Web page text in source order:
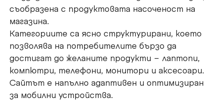
съобразена с продуктовата насоченост на
магазина.
Категориите са ясно структурирани, което
позволява на потребителите бързо да
достигат до желаните продукти – лаптопи,
компютри, телефони, монитори и аксесоари.
Сайтът е напълно адаптивен и оптимизиран
за мобилни устройства.